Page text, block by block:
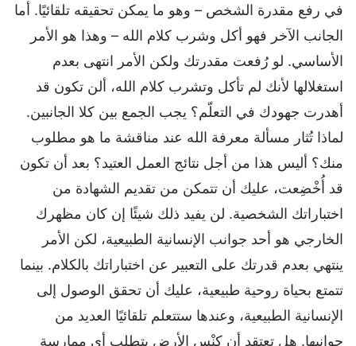
في رفع مقدرة الشخص – وهو ما يمكن تحقيقه تلقائيًا. أما
الجانب الآخر فهو أكل وشرب كلام الله – وهذا هو الأمر
الأساسي. لو رُفعت مقدرتك ولكن الأمر انتهى بعدم
استغلالها لأنك لم تأكل وتشرب كلام الله، ألن تكون قد
أهدرت جهودك في التعلّم؟ يجب الجمع بين كلا الجانبين.
لماذا تُثار مسألة معرفة الله عند مناقشة ما هو مطلوب
منك؟ أليس هذا من أجل نتائج العمل العتيد؟ بعد أن تكون
قد أُخْضِعت، عليك أن تتمكن من تقديم الشهادة من
اختباراتك الشخصية. لن يفيد ذلك شيئًا إن كان مظهرك
الخارجي هو أحد جوانب الإنسانية الطبيعية، لكن الأمر
ينتهي بعدم قدرتك على التعبير عن اختباراتك بالكلام. بينما
تتمتع بحياة روحية طبيعية، عليك أن تحقق الوصول إلى
الإنسانية الطبيعية، وعندها ستتعلم تلقائيًا العديد من
جوانبها. هل تعتقد أن كنْس الأرض يتطلب أي ممارسة